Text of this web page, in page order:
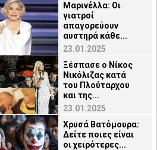
Μαρινέλλα: Οι
γιατροί
απαγορεύουν
αυστηρά κάθε...
23.01.2025
Ξέσπασε ο Νίκος
Νικόλιζας κατά
του Πλούταρχου
και της...
23.01.2025
Χρυσά Βατόμουρα:
Δείτε ποιες είναι
οι χειρότερες...